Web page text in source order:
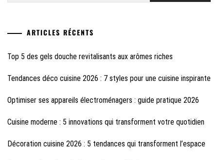
ARTICLES RÉCENTS
Top 5 des gels douche revitalisants aux arômes riches
Tendances déco cuisine 2026 : 7 styles pour une cuisine inspirante
Optimiser ses appareils électroménagers : guide pratique 2026
Cuisine moderne : 5 innovations qui transforment votre quotidien
Décoration cuisine 2026 : 5 tendances qui transforment l’espace